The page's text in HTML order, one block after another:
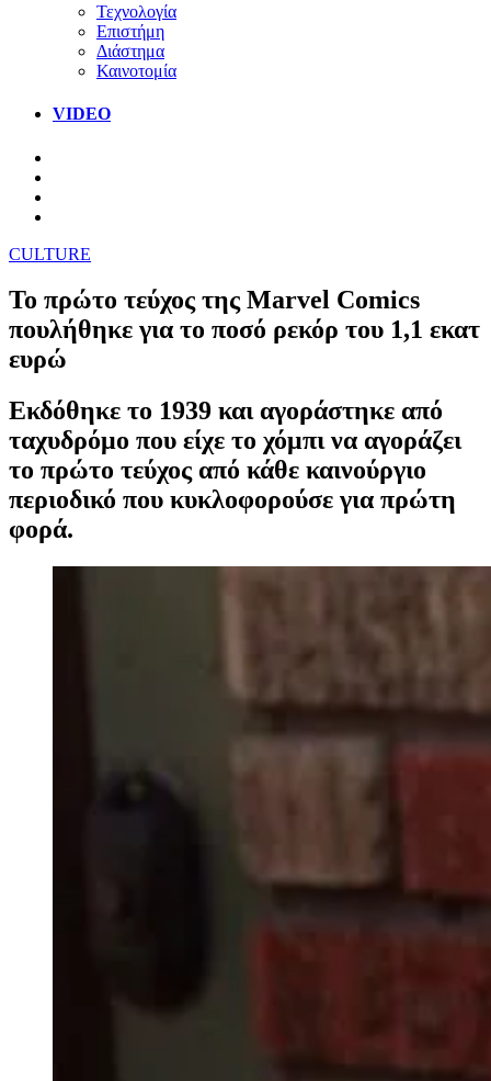
Τεχνολογία
Επιστήμη
Διάστημα
Καινοτομία
VIDEO
CULTURE
Το πρώτο τεύχος της Marvel Comics
πουλήθηκε για το ποσό ρεκόρ του 1,1 εκατ
ευρώ
Εκδόθηκε το 1939 και αγοράστηκε από
ταχυδρόμο που είχε το χόμπι να αγοράζει
το πρώτο τεύχος από κάθε καινούργιο
περιοδικό που κυκλοφορούσε για πρώτη
φορά.